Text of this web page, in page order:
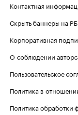
Контактная
Скрыть баннеры на
Корпоративная
О соблюдении
Пользовательское
Политика в
Политика обработки